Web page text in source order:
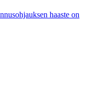
haaste on